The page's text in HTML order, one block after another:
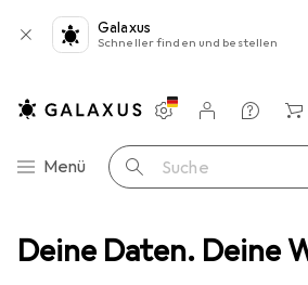
Deine Daten. Deine
Galaxus
Schneller finden und bestellen
Navigation nach Kategorien
Menü Suche
Einstellungen
Kundenkonto
Vergleichslisten
Merklisten
Warenkorb
Victoria Photo frame Seoul 50x70, silver